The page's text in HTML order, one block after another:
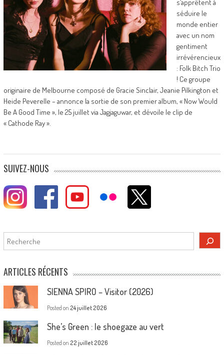
s’apprêtent à
séduire le
monde entier
avec un nom
gentiment
irrévérencieux
: Folk Bitch Trio
! Ce groupe
originaire de Melbourne composé de Gracie Sinclair, Jeanie Pilkington et
Heide Peverelle – annonce la sortie de son premier album, « Now Would
Be A Good Time », le 25 juillet via Jagjaguwar, et dévoile le clip de
« Cathode Ray ».
SUIVEZ-NOUS
Rechercher
ARTICLES RÉCENTS
SIENNA SPIRO – Visitor (2026)
Posted on 24 juillet 2026
She’s Green : le shoegaze au vert
Posted on 22 juillet 2026